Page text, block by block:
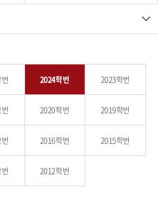
학사/장학
학사안내
장학안내
강의시간표
학사운영안내
사회맞춤형 식품안전교육트랙
자료&동영상
열린광장
학사/장학
자료&동영상
열린광장
2024학번 2023학번
2020학번 2019학번
2016학번 2015학번
2012학번